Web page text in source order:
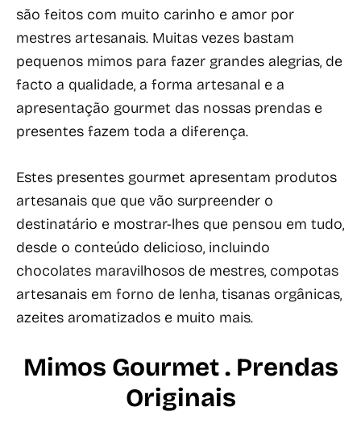
são feitos com muito carinho e amor por
mestres artesanais. Muitas vezes bastam
pequenos mimos para fazer grandes alegrias, de
facto a qualidade, a forma artesanal e a
apresentação gourmet das nossas prendas e
presentes fazem toda a diferença.
Estes presentes gourmet apresentam produtos
artesanais que que vão surpreender o
destinatário e mostrar-lhes que pensou em tudo,
desde o conteúdo delicioso, incluindo
chocolates maravilhosos de mestres, compotas
artesanais em forno de lenha, tisanas orgânicas,
azeites aromatizados e muito mais.
Mimos Gourmet . Prendas
Originais